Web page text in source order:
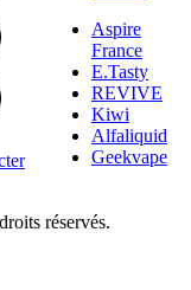
Aspire
France
E.Tasty
REVIVE
Kiwi
Alfaliquid
Geekvape
réservés.